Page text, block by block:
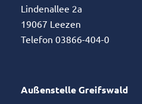
Lindenallee 2a
19067 Leezen
Telefon 03866-404-0
Außenstelle Greifswald